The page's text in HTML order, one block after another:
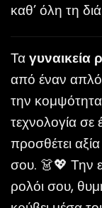
καθ’ όλη τη
Ταγυναικεία
από έναν απλό
την
τεχνολογία
προσθέτει
σου. 👗💖 Την
ρολόι σου,